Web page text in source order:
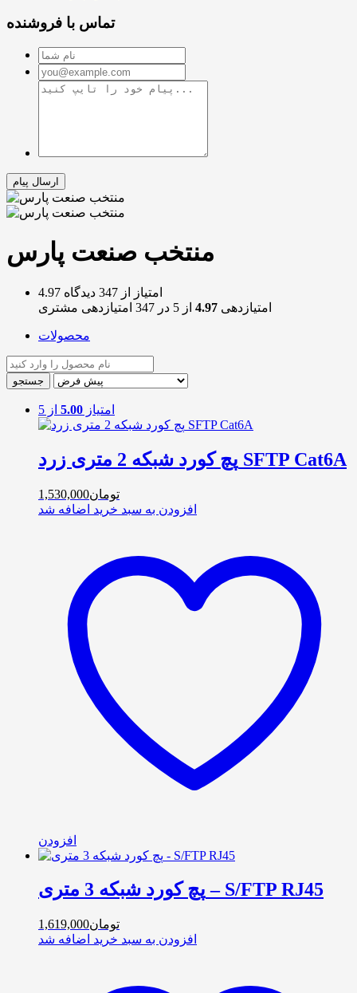
تماس با فروشنده
منتخب صنعت پارس
4.97 امتیاز از 347 دیدگاه
امتیازدهی 4.97 از 5 در 347 امتیازدهی مشتری
محصولات
امتیاز 5.00 از 5
پچ کورد شبکه 2 متری زرد SFTP Cat6A
تومان1,530,000
افزودن به سبد خرید اضافه شد
افزودن
پچ کورد شبکه 3 متری – S/FTP RJ45
تومان1,619,000
افزودن به سبد خرید اضافه شد